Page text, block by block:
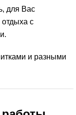
для Вас
с
и разными